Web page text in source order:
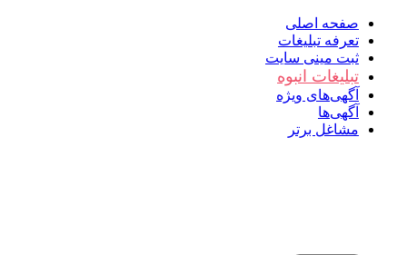
صفحه اصلی
تعرفه تبلیغات
ثبت مینی سایت
تبلیغات انبوه
آگهی‌های ویژه
آگهی‌ها
مشاغل برتر